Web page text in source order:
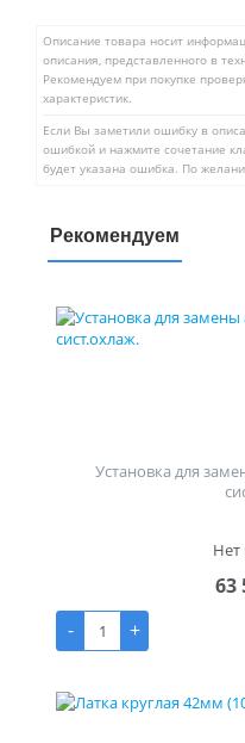
Описание товара носит
описания, представленного в
Рекомендуем при покупке
характеристик.
Если Вы заметили ошибку в
ошибкой и нажмите сочетание
будет указана ошибка. По
Рекомендуем
Установка для
Нет
63
-
+